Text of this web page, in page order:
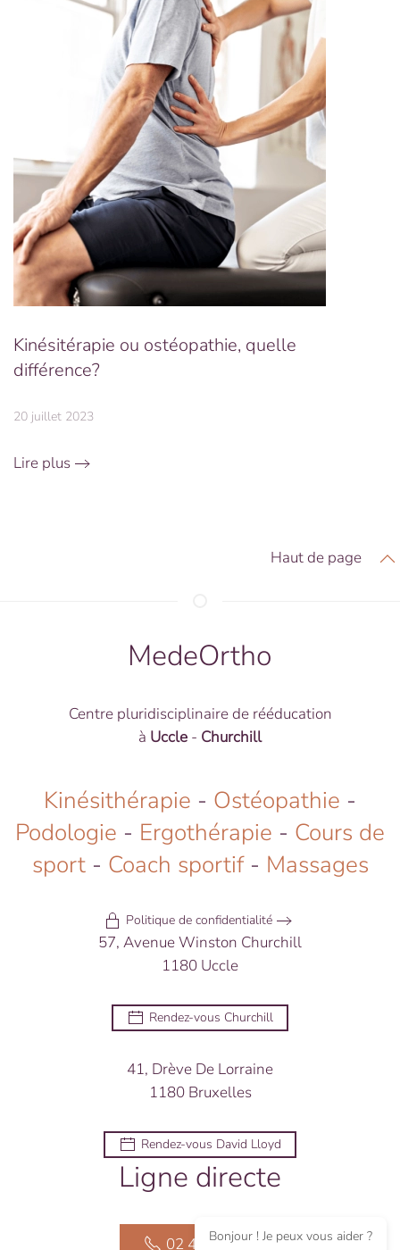
Kinésitérapie ou ostéopathie, quelle
différence?
20 juillet 2023
Lire plus
Haut de page
MedeOrtho
Centre pluridisciplinaire de rééducation
à Uccle - Churchill
Kinésithérapie - Ostéopathie -
Podologie - Ergothérapie - Cours de
sport- Coach sportif- Massages
Politique de confidentialité
57, Avenue Winston Churchill
1180 Uccle
Rendez-vous Churchill
41, Drève De Lorraine
1180 Bruxelles
Rendez-vous David Lloyd
Ligne directe
02 476 24 16Bonjour ! Je peux vous aider ?